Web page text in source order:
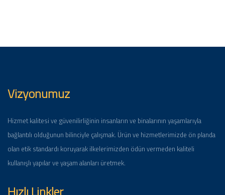
Vizyonumuz
Hizmet kalitesi ve güvenilirliğinin insanların ve binalarının yaşamlarıyla
bağlantılı olduğunun bilinciyle çalışmak. Ürün ve hizmetlerimizde ön planda
olan etik standardı koruyarak ilkelerimizden ödün vermeden kaliteli
kullanışlı yapılar ve yaşam alanları üretmek.